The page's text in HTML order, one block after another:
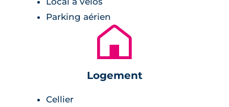
de la région toulousaines.
Les logements neufs sont pensés pour
répondre aux besoins de leurs futurs
habitants. Les pièces à vivre s'ouvrent toutes
sur des terrasses et des jardins à usage
et la cuisine vous permettent de prendre en
Parking aérien
🏚
Logement
Cellier